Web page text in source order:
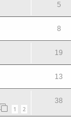
5
8
19
13
1 2
38